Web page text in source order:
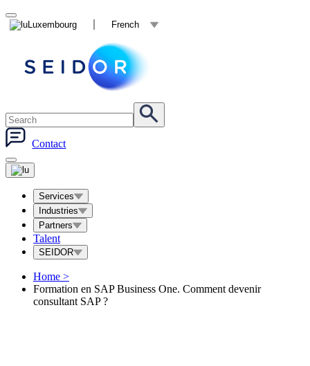
Luxembourg French
Contact
Services
Industries
Partners
Talent
SEIDOR
Home >
Formation en SAP Business One. Comment devenir
consultant SAP ?